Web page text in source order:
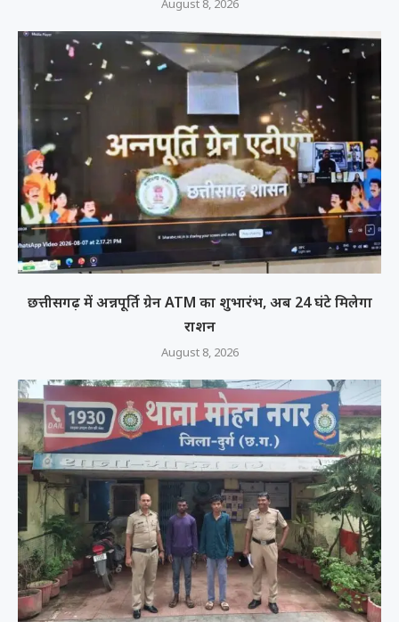
August 8, 2026
छत्तीसगढ़ में अन्नपूर्ति ग्रेन ATM का शुभारंभ, अब 24 घंटे मिलेगा
राशन
August 8, 2026